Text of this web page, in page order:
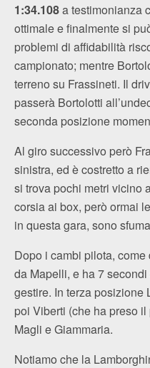
1:34.108a testimonianza
ottimale e finalmente si
problemi di affidabilità
campionato; mentre
terreno su Frassineti. Il
passerà Bortolotti
seconda posizione
Al giro successivo però
sinistra, ed è costretto a
si trova pochi metri vicino
corsia ai box, però ormai
in questa gara, sono
Dopo i cambi pilota,
da Mapelli, e ha 7
gestire. In terza posizione
poi Viberti (che ha preso
Magli e Giammaria.
Notiamo che la